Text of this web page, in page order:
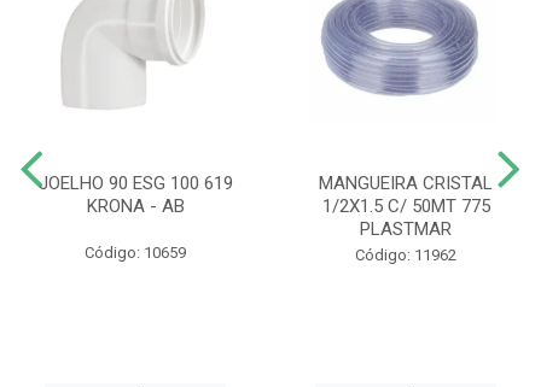
JOELHO 90 ESG 100 619
KRONA - AB
Código: 10659
MANGUEIRA CRISTAL
1/2X1.5 C/ 50MT 775
PLASTMAR
Código: 11962